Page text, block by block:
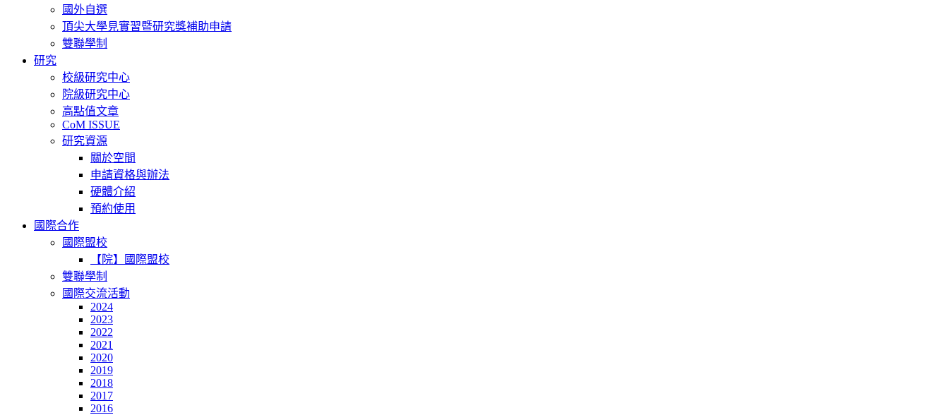
國外自選
頂尖大學見實習暨研究獎補助申請
雙聯學制
研究
校級研究中心
院級研究中心
高點值文章
CoM ISSUE
研究資源
關於空間
申請資格與辦法
硬體介紹
預約使用
國際合作
國際盟校
【院】國際盟校
雙聯學制
國際交流活動
2024
2023
2022
2021
2020
2019
2018
2017
2016